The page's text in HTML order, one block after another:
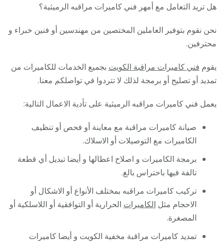
هل تريد التعامل مع أمهر فني كاميرات مراقبه الرميثية؟
نحن نقوم بتوفير العاملين المختصين من مهندسين أو فنين خبراء و
محترفين.
يقوم فني كاميرات مراقبة الكويت بجميع الخدمات للكاميرات من
تمديد أو تصليح أو برمجة لذلك لا تتردوا في تواصلكم معنا.
يعمل فني كاميرات مراقبه الرميثية على تأدية الاعمال التالية:
صيانة كاميرات مراقبة مع معاينة أو فحص أو تنظيف
الكاميرات مع التوصيلات أو الاسلاك.
برمجة الكاميرات و اصلاح اعطالها و أيضا تبديل أي قطعة
تالفة فيها باحتراس بالغ.
تركيب كاميرات مراقبه بمختلف الأنواع أو الاشكال أو
الاحجام مثل الكاميرات الحرارية أو التوافقية أو اللاسلكية أو
المصغرة.
تمديد كاميرات مراقبة مخفية الكويت و أيضا كاميرات